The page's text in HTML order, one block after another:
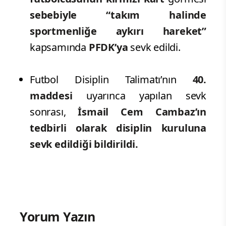
sebebiyle
“takım halinde
sportmenliğe aykırı hareket”
kapsamında PFDK’ya sevk edildi.
Futbol Disiplin Talimatı’nın 40.
maddesi uyarınca yapılan sevk
sonrası,İsmail Cem Cambaz’ın
tedbirli olarak disiplin kuruluna
sevk edildiği bildirildi.
Yorum Yazın